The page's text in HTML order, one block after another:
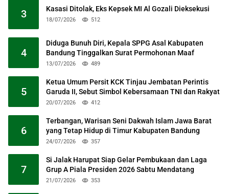
3 Kasasi Ditolak, Eks Kepsek MI Al Gozali Dieksekusi
18/07/2026 512
4
Diduga Bunuh Diri, Kepala SPPG Asal Kabupaten
Bandung Tinggalkan Surat Permohonan Maaf
13/07/2026 489
5
Ketua Umum Persit KCK Tinjau Jembatan Perintis
Garuda II, Sebut Simbol Kebersamaan TNI dan Rakyat
20/07/2026 412
6
Terbangan, Warisan Seni Dakwah Islam Jawa Barat
yang Tetap Hidup di Timur Kabupaten Bandung
24/07/2026 357
7
Si Jalak Harupat Siap Gelar Pembukaan dan Laga
Grup A Piala Presiden 2026 Sabtu Mendatang
21/07/2026 353